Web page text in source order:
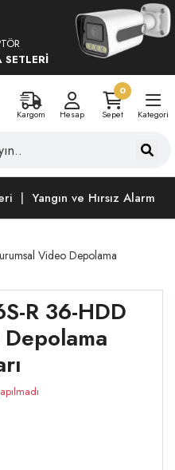
SETLERİ
Kargom Hesap
0
Sepet
Kategori
Yangın ve Hırsız Alarm
Video Depolama
R 36-HDD